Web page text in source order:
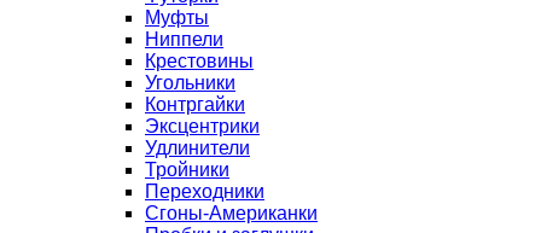
Муфты
Ниппели
Крестовины
Угольники
Контргайки
Эксцентрики
Удлинители
Тройники
Переходники
Сгоны-Американки